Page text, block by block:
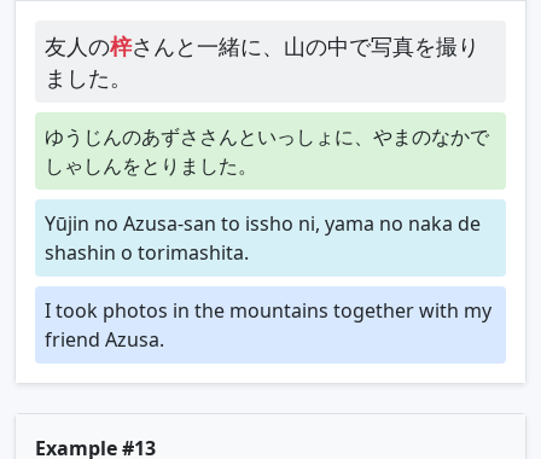
友人の梓さんと一緒に、山の中で写真を撮り
ました。
ゆうじんのあずささんといっしょに、やまのなかで
しゃしんをとりました。
Yūjin no Azusa-san to issho ni, yama no naka de
shashin o torimashita.
I took photos in the mountains together with my
friend Azusa.
Example #13